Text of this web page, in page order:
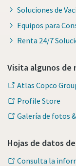
Soluciones de
Equipos para
Renta 24/7
Visita algunos de
Atlas Copco
Profile Store
Galería de fotos
Hojas de datos
Consulta la